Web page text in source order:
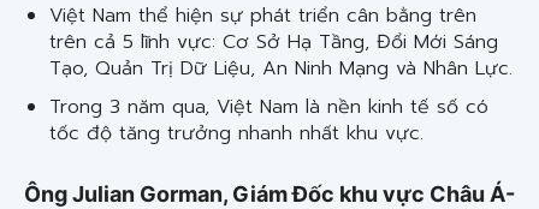
Việt Nam thể hiện sự phát triển cân bằng trên
trên cả 5 lĩnh vực: Cơ Sở Hạ Tầng, Đổi Mới Sáng
Tạo, Quản Trị Dữ Liệu, An Ninh Mạng và Nhân Lực.
Trong 3 năm qua, Việt Nam là nền kinh tế số có
tốc độ tăng trưởng nhanh nhất khu vực.
Ông Julian Gorman, Giám Đốc khu vực Châu Á-